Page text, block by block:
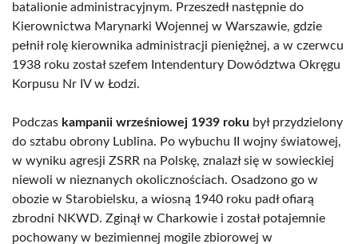
batalionie administracyjnym. Przeszedł następnie do
Kierownictwa Marynarki Wojennej w Warszawie, gdzie
pełnił rolę kierownika administracji pieniężnej, a w czerwcu
1938 roku został szefem Intendentury Dowództwa Okręgu
Korpusu Nr IV w Łodzi.
Podczas kampanii wrześniowej 1939 roku był przydzielony
do sztabu obrony Lublina. Po wybuchu II wojny światowej,
w wyniku agresji ZSRR na Polskę, znalazł się w sowieckiej
niewoli w nieznanych okolicznościach. Osadzono go w
obozie w Starobielsku, a wiosną 1940 roku padł ofiarą
zbrodni NKWD. Zginął w Charkowie i został potajemnie
pochowany w bezimiennej mogile zbiorowej w